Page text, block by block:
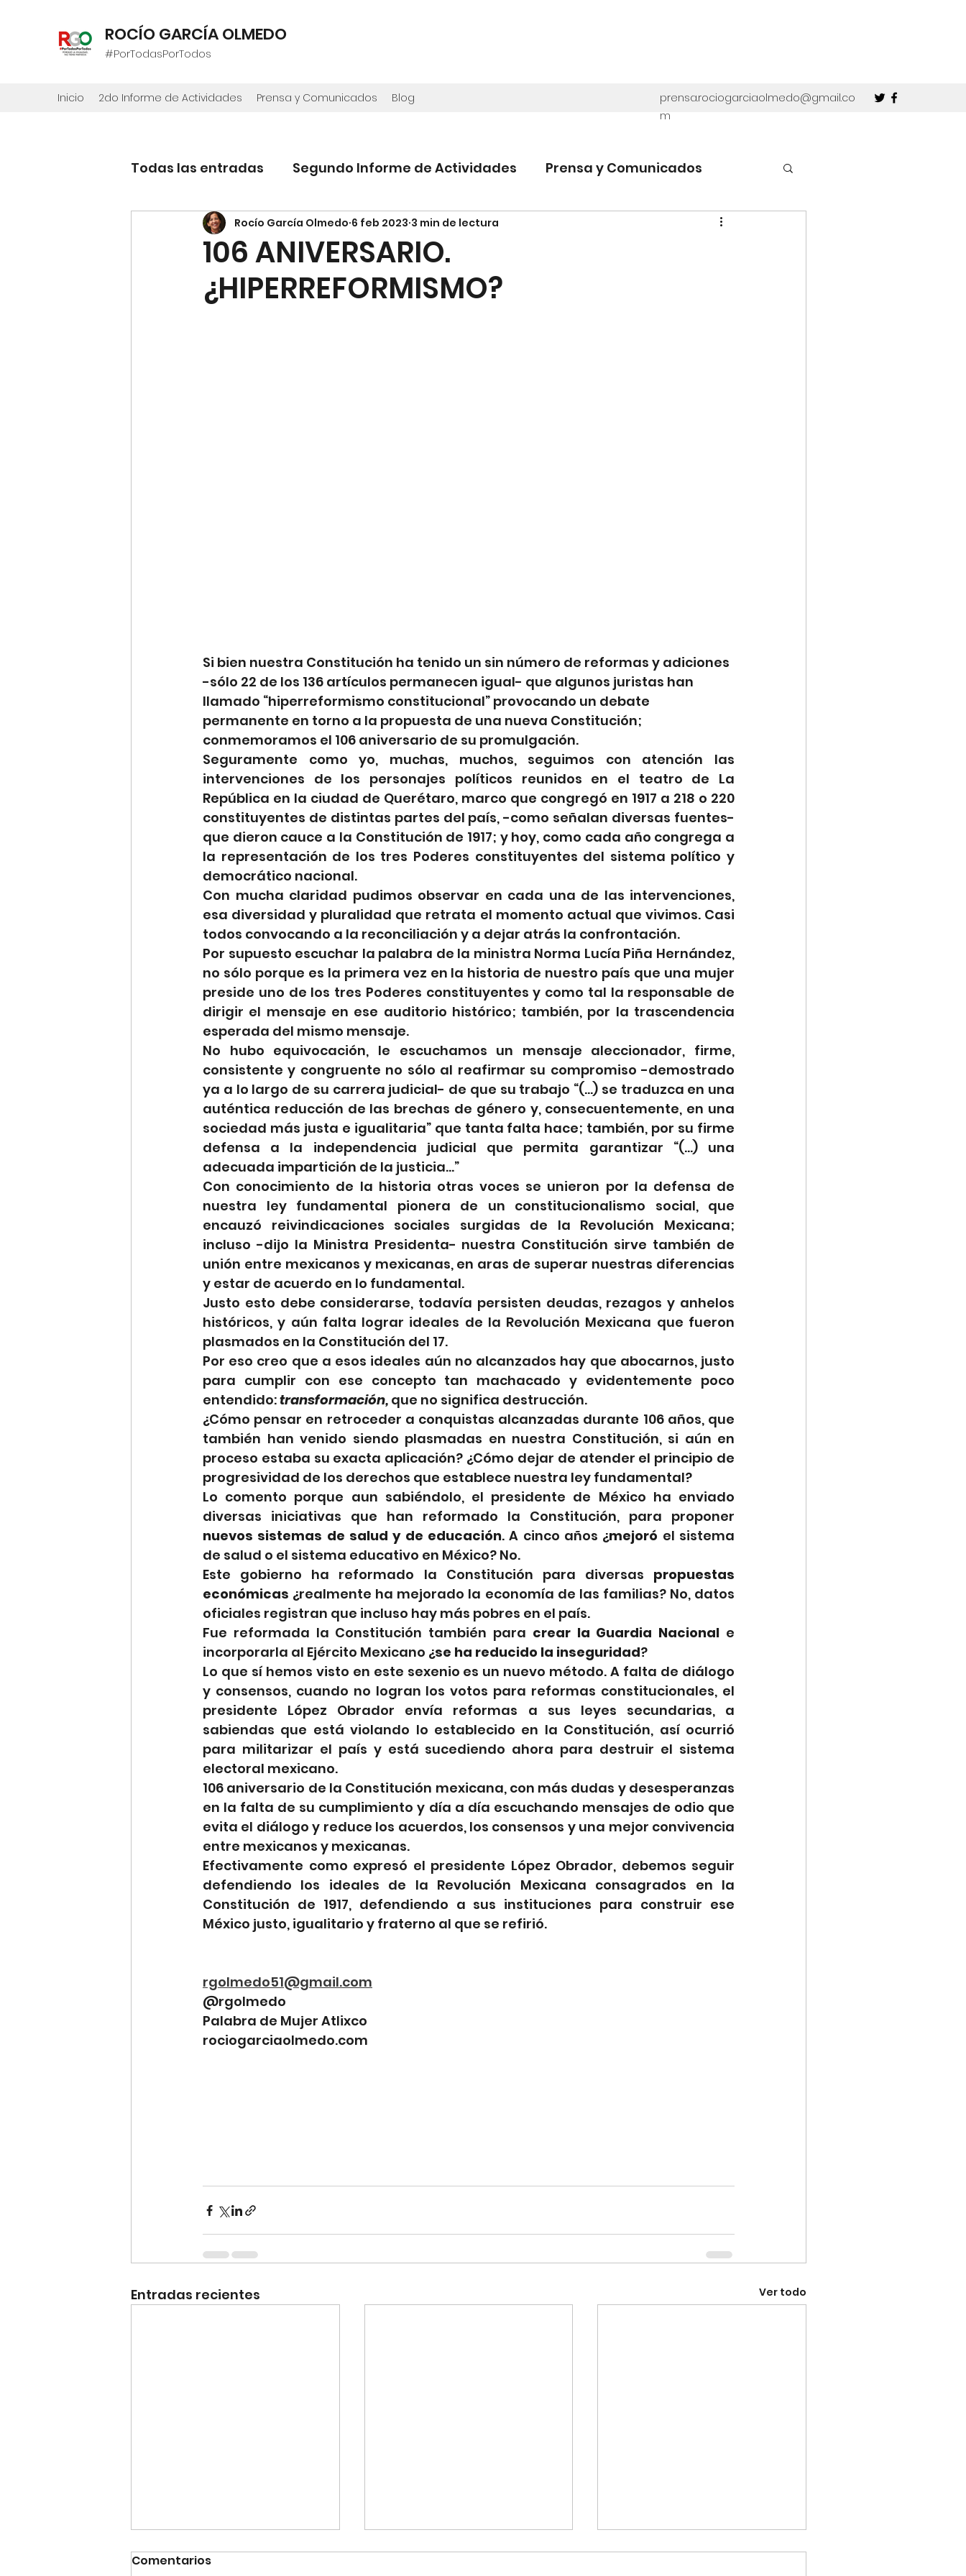
ROCÍO GARCÍA OLMEDO
#PorTodasPorTodos
Inicio 2do Informe de Actividades Prensa y Comunicados Blog
prensa.rociogarciaolmedo@gmail.co
m
Todas las entradas Segundo Informe de Actividades Prensa y Comunicados
106 ANIVERSARIO.
¿HIPERREFORMISMO?
Rocío García Olmedo 6 feb 2023 3 min de lectura
Si bien nuestra Constitución ha tenido un sin número de reformas y adiciones
-sólo 22 de los 136 artículos permanecen igual- que algunos juristas han
llamado “hiperreformismo constitucional” provocando un debate
permanente en torno a la propuesta de una nueva Constitución;
conmemoramos el 106 aniversario de su promulgación.
Seguramente como yo, muchas, muchos, seguimos con atención las
intervenciones de los personajes políticos reunidos en el teatro de La
República en la ciudad de Querétaro, marco que congregó en 1917 a 218 o 220
constituyentes de distintas partes del país, -como señalan diversas fuentes-
que dieron cauce a la Constitución de 1917; y hoy, como cada año congrega a
la representación de los tres Poderes constituyentes del sistema político y
democrático nacional.
Con mucha claridad pudimos observar en cada una de las intervenciones,
esa diversidad y pluralidad que retrata el momento actual que vivimos. Casi
todos convocando a la reconciliación y a dejar atrás la confrontación.
Por supuesto escuchar la palabra de la ministra Norma Lucía Piña Hernández,
no sólo porque es la primera vez en la historia de nuestro país que una mujer
preside uno de los tres Poderes constituyentes y como tal la responsable de
dirigir el mensaje en ese auditorio histórico; también, por la trascendencia
esperada del mismo mensaje.
No hubo equivocación, le escuchamos un mensaje aleccionador, firme,
consistente y congruente no sólo al reafirmar su compromiso -demostrado
ya a lo largo de su carrera judicial- de que su trabajo “(…) se traduzca en una
auténtica reducción de las brechas de género y, consecuentemente, en una
sociedad más justa e igualitaria” que tanta falta hace; también, por su firme
defensa a la independencia judicial que permita garantizar “(…) una
adecuada impartición de la justicia…”
Con conocimiento de la historia otras voces se unieron por la defensa de
nuestra ley fundamental pionera de un constitucionalismo social, que
encauzó reivindicaciones sociales surgidas de la Revolución Mexicana;
incluso -dijo la Ministra Presidenta- nuestra Constitución sirve también de
unión entre mexicanos y mexicanas, en aras de superar nuestras diferencias
y estar de acuerdo en lo fundamental.
Justo esto debe considerarse, todavía persisten deudas, rezagos y anhelos
históricos, y aún falta lograr ideales de la Revolución Mexicana que fueron
plasmados en la Constitución del 17.
Por eso creo que a esos ideales aún no alcanzados hay que abocarnos, justo
para cumplir con ese concepto tan machacado y evidentemente poco
entendido: transformación, que no significa destrucción.
¿Cómo pensar en retroceder a conquistas alcanzadas durante 106 años, que
también han venido siendo plasmadas en nuestra Constitución, si aún en
proceso estaba su exacta aplicación? ¿Cómo dejar de atender el principio de
progresividad de los derechos que establece nuestra ley fundamental?
Lo comento porque aun sabiéndolo, el presidente de México ha enviado
nuevos sistemas de salud y de educación. A cinco años ¿mejoró el sistema
de salud o el sistema educativo en México? No.
Este gobierno ha reformado la Constitución para diversas propuestas
económicas ¿realmente ha mejorado la economía de las familias? No, datos
oficiales registran que incluso hay más pobres en el país.
Fue reformada la Constitución también para crear la Guardia Nacional e
incorporarla al Ejército Mexicano ¿se ha reducido la inseguridad?
Lo que sí hemos visto en este sexenio es un nuevo método. A falta de diálogo
y consensos, cuando no logran los votos para reformas constitucionales, el
presidente López Obrador envía reformas a sus leyes secundarias, a
sabiendas que está violando lo establecido en la Constitución, así ocurrió
para militarizar el país y está sucediendo ahora para destruir el sistema
electoral mexicano.
106 aniversario de la Constitución mexicana, con más dudas y desesperanzas
en la falta de su cumplimiento y día a día escuchando mensajes de odio que
evita el diálogo y reduce los acuerdos, los consensos y una mejor convivencia
entre mexicanos y mexicanas.
Efectivamente como expresó el presidente López Obrador, debemos seguir
defendiendo los ideales de la Revolución Mexicana consagrados en la
Constitución de 1917, defendiendo a sus instituciones para construir ese
México justo, igualitario y fraterno al que se refirió.
rgolmedo51@gmail.com
@rgolmedo
Palabra de Mujer Atlixco
rociogarciaolmedo.com
Entradas recientes Ver todo
Comentarios